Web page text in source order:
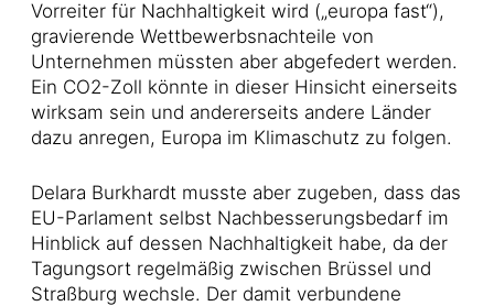
Vorreiter für Nachhaltigkeit wird („europa fast“),
gravierende Wettbewerbsnachteile von
Unternehmen müssten aber abgefedert werden.
Ein CO2-Zoll könnte in dieser Hinsicht einerseits
wirksam sein und andererseits andere Länder
dazu anregen, Europa im Klimaschutz zu folgen.
Delara Burkhardt musste aber zugeben, dass das
EU-Parlament selbst Nachbesserungsbedarf im
Hinblick auf dessen Nachhaltigkeit habe, da der
Tagungsort regelmäßig zwischen Brüssel und
Straßburg wechsle. Der damit verbundene